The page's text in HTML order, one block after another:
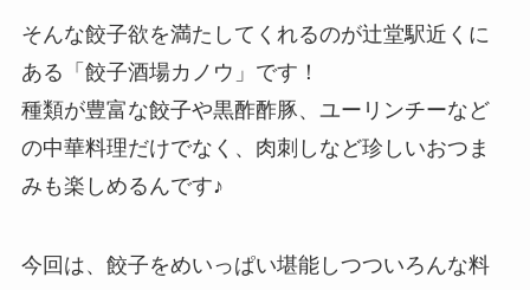
そんな餃子欲を満たしてくれるのが辻堂駅近くに
ある「餃子酒場カノウ」です！
種類が豊富な餃子や黒酢酢豚、ユーリンチーなど
の中華料理だけでなく、肉刺しなど珍しいおつま
みも楽しめるんです♪
今回は、餃子をめいっぱい堪能しつついろんな料